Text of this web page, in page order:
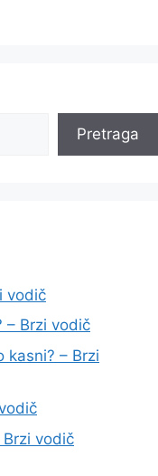
Pretraga
vodič
– Brzi vodič
kasni? – Brzi
vodič